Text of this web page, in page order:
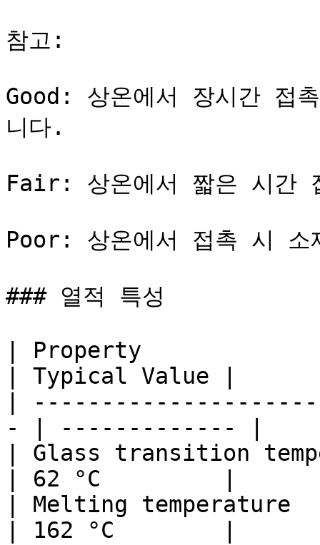
참고:
Good: 상온에서 장시간 접
니다.
Fair: 상온에서 짧은 시간
Poor: 상온에서 접촉 시 소
### 열적 특성
| Property
| Typical Value |
|
- | ------------- |
| Glass transition
| 62 °C         |
| Melting
| 162 °C        |